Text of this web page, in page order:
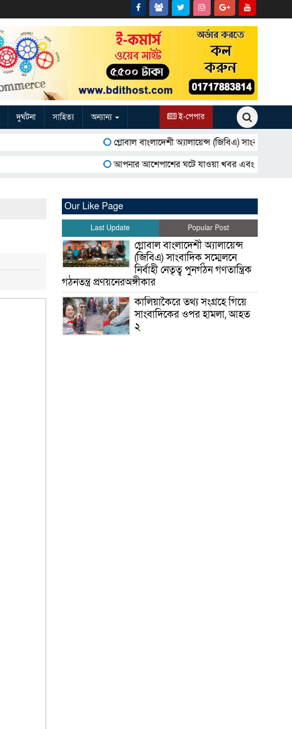
দুর্ঘটনা সাহিত্য অন্যান্য ই-পেপার
গ্লোবাল বাংলাদেশী অ্যালায়েন্স (জিবিএ) সাংবাদিক সম্মেলনে
আপনার আশেপাশের ঘটে যাওয়া খবর এবং আপনার ব্যবসার
Our Like Page
Last Update Popular Post
গ্লোবাল বাংলাদেশী অ্যালায়েন্স
(জিবিএ) সাংবাদিক সম্মেলনে
নির্বাহী নেতৃত্ব পুনর্গঠন গণতান্ত্রিক
গঠনতন্ত্র প্রণয়নেরঅঙ্গীকার
কালিয়াকৈরে তথ্য সংগ্রহে গিয়ে
সাংবাদিকের ওপর হামলা, আহত
২